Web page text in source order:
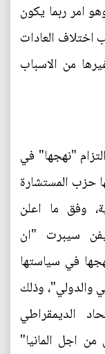
امر ربما يكون
العادات
من الاسباب
"نهجها" في
حزب المستشارة
وفق ما اعلن
سيبرت "ان
في سياستها
والدولي"، وذلك
الديمقراطي
اجل المانيا"